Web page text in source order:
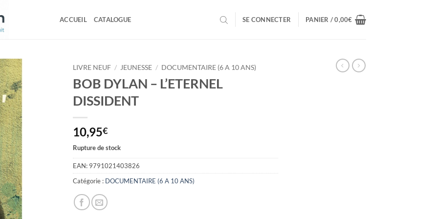
ACCUEIL CATALOGUE SE CONNECTER PANIER /0,00€
LIVRE NEUF / JEUNESSE / DOCUMENTAIRE (6 A 10 ANS)
BOB DYLAN – L’ETERNEL
DISSIDENT
10,95€
Rupture de stock
EAN: 9791021403826
Catégorie : DOCUMENTAIRE (6 A 10 ANS)